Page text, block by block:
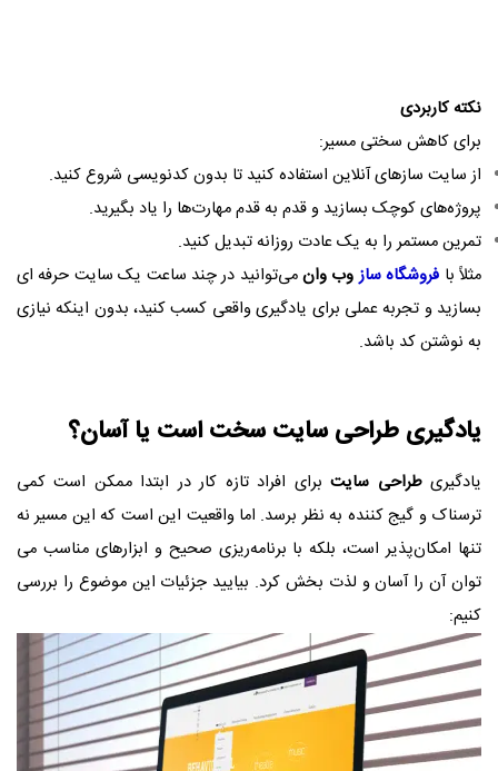
نکته کاربردی
برای کاهش سختی مسیر:
از سایت‌ سازهای آنلاین استفاده کنید تا بدون کدنویسی شروع کنید.
پروژه‌های کوچک بسازید و قدم به قدم مهارت‌ها را یاد بگیرید.
تمرین مستمر را به یک عادت روزانه تبدیل کنید.
مثلاً با فروشگاه ساز وب وانمی‌توانید در چند ساعت یک سایت حرفه‌ ای
بسازید و تجربه عملی برای یادگیری واقعی کسب کنید، بدون اینکه نیازی
به نوشتن کد باشد.
یادگیری طراحی سایت سخت است یا آسان؟
یادگیریطراحی سایتبرای افراد تازه‌ کار در ابتدا ممکن است کمی
ترسناک و گیج‌ کننده به نظر برسد. اما واقعیت این است که این مسیر نه
تنها امکان‌پذیر است، بلکه با برنامه‌ریزی صحیح و ابزارهای مناسب می‌
توان آن را آسان و لذت‌ بخش کرد. بیایید جزئیات این موضوع را بررسی
کنیم: